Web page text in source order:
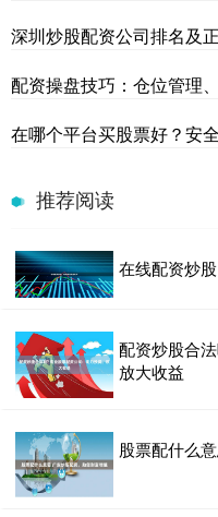
深圳炒股配资公司排名及
配资操盘技巧：仓位管理
在哪个平台买股票好？安
推荐阅读
在线配资炒
配资炒股合
放大收益
股票配什么